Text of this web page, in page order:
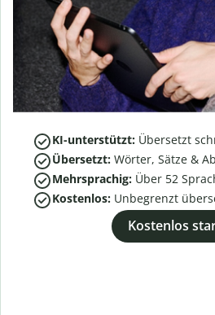
KI-unterstützt: Übersetzt
Übersetzt: Wörter, Sätze &
Mehrsprachig: Über 52
Kostenlos: Unbegrenzt
Kostenlos